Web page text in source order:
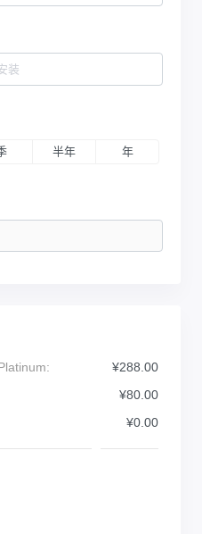
半年 年
¥288.00
¥80.00
¥0.00